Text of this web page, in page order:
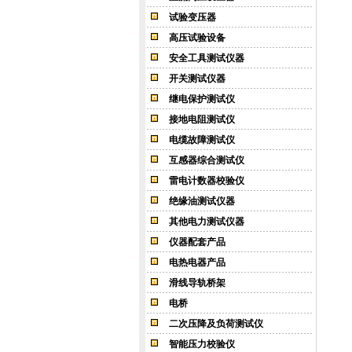
试验变压器
高压试验设备
安全工具测试仪器
开关测试仪器
继电保护测试仪
接地电阻测试仪
电缆故障测试仪
互感器综合测试仪
雷电计数器校验仪
绝缘油测试仪器
其他电力测试仪器
仪器配套产品
电热电器产品
滑线导轨桥架
电桥
二次压降及负荷测试仪
智能压力校验仪